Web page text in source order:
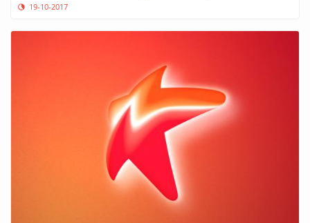
19-10-2017